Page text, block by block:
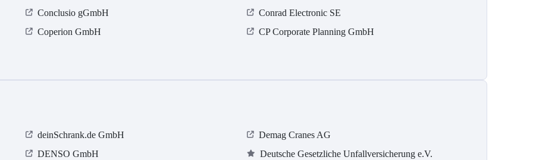
Conclusio gGmbH
Conrad Electronic SE
Coperion GmbH
CP Corporate Planning GmbH
deinSchrank.de GmbH
Demag Cranes AG
DENSO GmbH
Deutsche Gesetzliche Unfallversicherung e.V.